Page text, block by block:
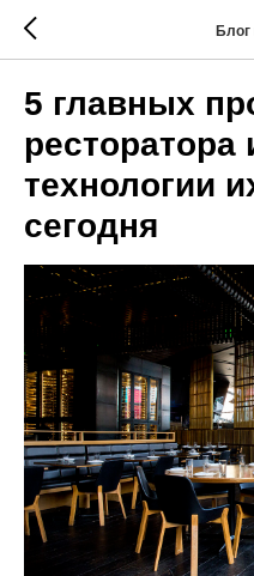
Блог
5 главных
ресторатора
технологии
сегодня